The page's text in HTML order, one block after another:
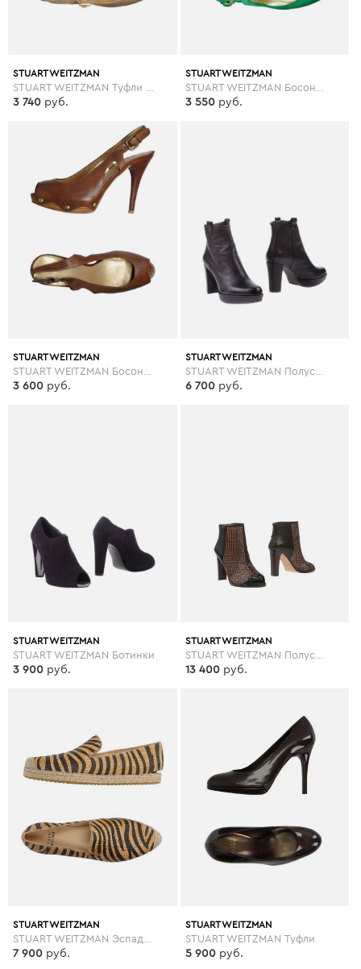
STUART WEITZMAN
3 740 руб.
STUART WEITZMAN
3 550 руб.
STUART WEITZMAN
3 600 руб.
STUART WEITZMAN
STUART WEITZMAN Полусапоги и высокие ботинки
6 700 руб.
STUART WEITZMAN
STUART WEITZMAN Ботинки
3 900 руб.
STUART WEITZMAN
STUART WEITZMAN Полусапоги и высокие ботинки
13 400 руб.
STUART WEITZMAN
7 900 руб.
STUART WEITZMAN
STUART WEITZMAN Туфли
5 900 руб.